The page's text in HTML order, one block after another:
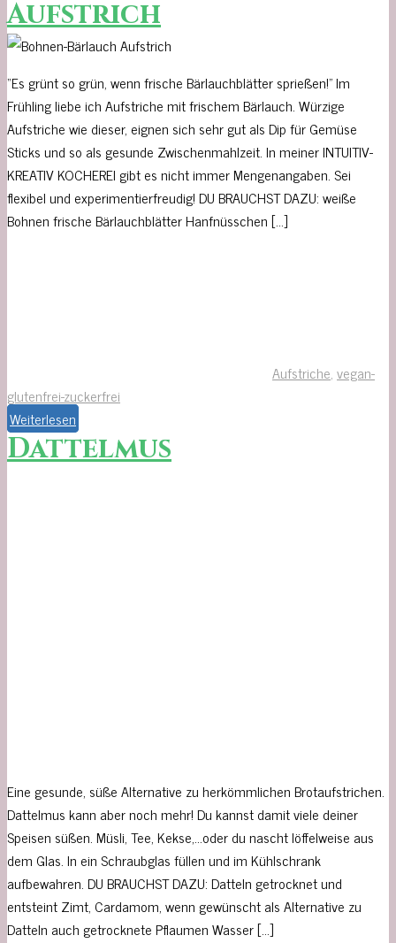
Aufstrich
“Es grünt so grün, wenn frische Bärlauchblätter sprießen!” Im
Frühling liebe ich Aufstriche mit frischem Bärlauch. Würzige
Aufstriche wie dieser, eignen sich sehr gut als Dip für Gemüse
Sticks und so als gesunde Zwischenmahlzeit. In meiner INTUITIV-
KREATIV KOCHEREI gibt es nicht immer Mengenangaben. Sei
flexibel und experimentierfreudig! DU BRAUCHST DAZU: weiße
Bohnen frische Bärlauchblätter Hanfnüsschen […]
Aufstriche,vegan-
glutenfrei-zuckerfrei
Weiterlesen
Dattelmus
Eine gesunde, süße Alternative zu herkömmlichen Brotaufstrichen.
Dattelmus kann aber noch mehr! Du kannst damit viele deiner
Speisen süßen. Müsli, Tee, Kekse,…oder du nascht löffelweise aus
dem Glas. In ein Schraubglas füllen und im Kühlschrank
aufbewahren. DU BRAUCHST DAZU: Datteln getrocknet und
entsteint Zimt, Cardamom, wenn gewünscht als Alternative zu
Datteln auch getrocknete Pflaumen Wasser […]